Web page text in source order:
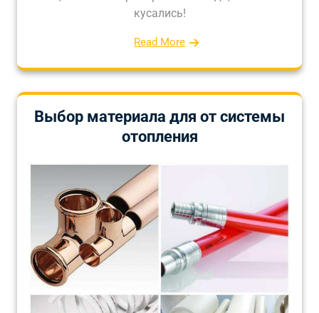
кусались!
Read More
Выбор материала для от системы
отопления